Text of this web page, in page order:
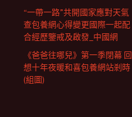
“一帶一路”共開國家應對天氣
查包養網心得變更國際一起配
合經歷鑒戒及啟發_中國網
《爸爸往哪兒》第一季閉幕 回
想十年夜暖和喜包養網站剎時
(組圖)